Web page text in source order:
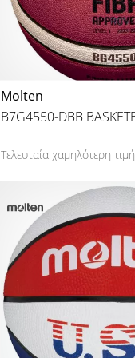
Molten
B7G4550-DBB
Τελευταία χαμηλότερη τιμή
6 7